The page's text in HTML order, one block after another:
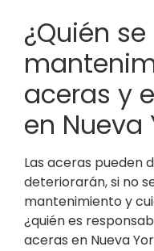
¿Quién
aceras y
en Nueva
Las aceras pueden
deteriorarán, si no
mantenimiento y
¿quién es
aceras en Nueva